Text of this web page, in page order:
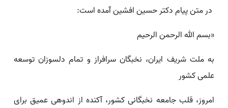
در متن پیام دکتر حسین افشین آمده است:
«بسم الله الرحمن الرحیم
به ملت شریف ایران، نخبگان سرافراز و تمام دلسوزان توسعه
علمی کشور
امروز، قلب جامعه نخبگانی کشور، آکنده از اندوهی عمیق برای